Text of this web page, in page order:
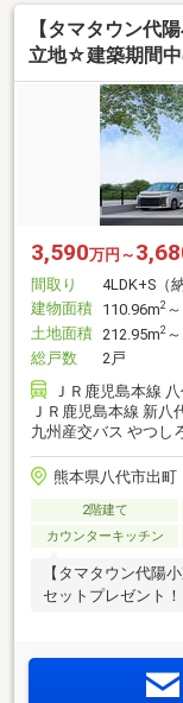
【タマタウン代
立地☆建築期間
3,590万円～
間取り
4LDK+S（
建物面積 110.96m2
土地面積 212.95m2
総戸数
2戸
ＪＲ鹿児島本線
ＪＲ鹿児島本線 新八
九州産交バス やつし
熊本県八代市出町
2階建て
カウンターキッチン
【タマタウン代陽
セットプレゼント！